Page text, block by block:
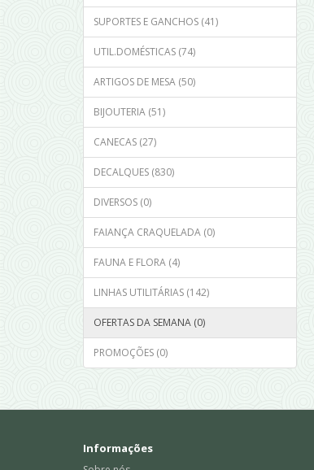
SUPORTES E GANCHOS (41)
UTIL.DOMÉSTICAS (74)
ARTIGOS DE MESA (50)
BIJOUTERIA (51)
CANECAS (27)
DECALQUES (830)
DIVERSOS (0)
FAIANÇA CRAQUELADA (0)
FAUNA E FLORA (4)
LINHAS UTILITÁRIAS (142)
OFERTAS DA SEMANA (0)
PROMOÇÕES (0)
Informações